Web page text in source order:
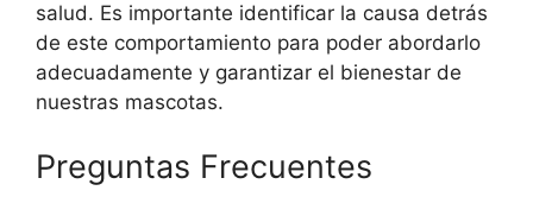
salud. Es importante identificar la causa detrás
de este comportamiento para poder abordarlo
adecuadamente y garantizar el bienestar de
nuestras mascotas.
Preguntas Frecuentes